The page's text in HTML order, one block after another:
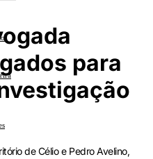
para
de Célio e Pedro Avelino,